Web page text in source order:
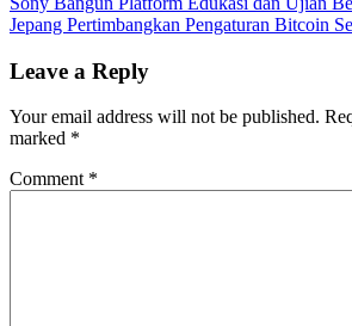
Post
navigation
Jepang Pertimbangkan Pengaturan Bitcoin
Leave a Reply
Your email address will not be published.
marked *
Comment *